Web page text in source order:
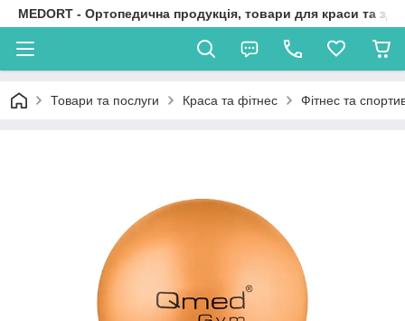
MEDORT - Ортопедична продукція, товари для краси та
Товари та послуги Краса та фітнес Фітнес та